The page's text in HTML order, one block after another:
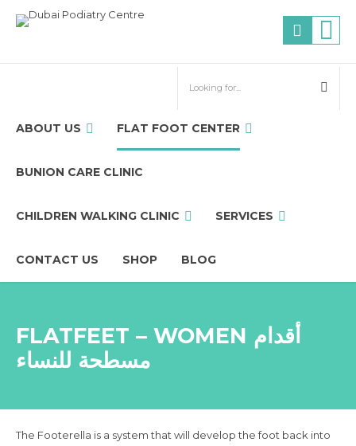
ABOUT US FLAT FOOT CENTER
BUNION CARE CLINIC
CHILDREN WALKING CLINIC SERVICES
CONTACT US SHOP BLOG
FLATFEET – WOMEN أقدام
مسطحة للنساء
The Footerella is a system that will develop the foot back into